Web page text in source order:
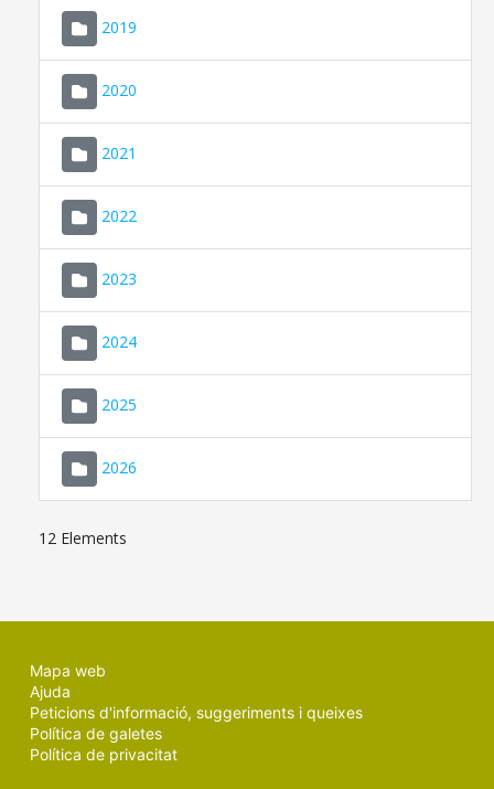
2019
2020
2021
2022
2023
2024
2025
2026
12 Elements
Mapa web
Ajuda
Peticions d'informació, suggeriments i queixes
Política de galetes
Política de privacitat